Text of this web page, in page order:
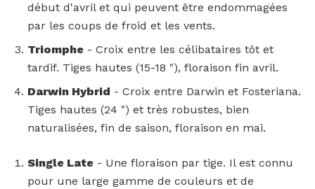
début d'avril et qui peuvent être endommagées
par les coups de froid et les vents.
Triomphe - Croix entre les célibataires tôt et
tardif. Tiges hautes (15-18 "), floraison fin avril.
Darwin Hybrid - Croix entre Darwin et Fosteriana.
Tiges hautes (24 ") et très robustes, bien
naturalisées, fin de saison, floraison en mai.
Single Late - Une floraison par tige. Il est connu
pour une large gamme de couleurs et de